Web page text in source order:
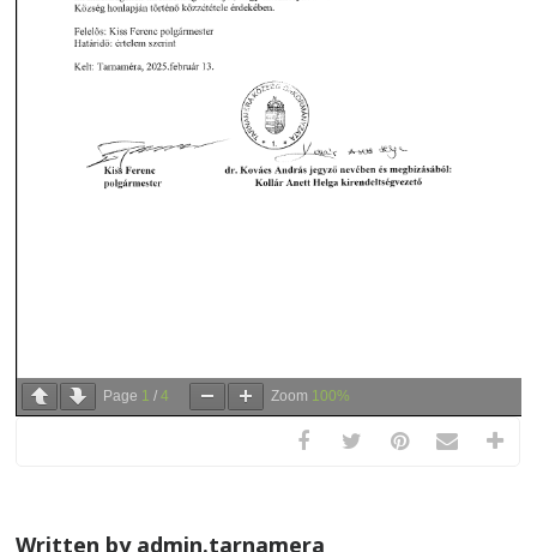
Page 1 /4 Zoom 100%
Written by admin.tarnamera